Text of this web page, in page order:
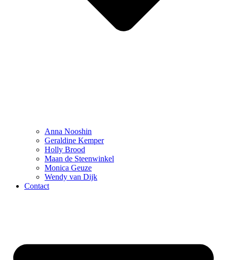
Anna Nooshin
Geraldine Kemper
Holly Brood
Maan de Steenwinkel
Monica Geuze
Wendy van Dijk
Contact